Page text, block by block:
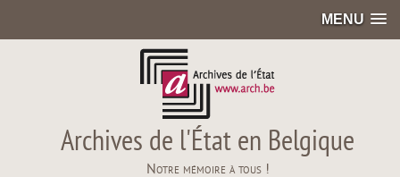
MENU
Archives de l'État en Belgique
Notre mémoire à tous !